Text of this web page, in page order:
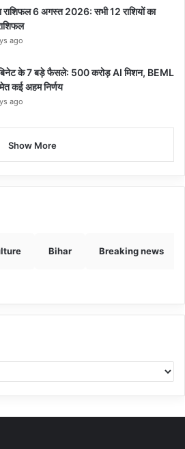
6 अगस्त 2026: सभी 12 राशियों का
ago
के 7 बड़े फैसले: 500 करोड़ AI मिशन, BEML
कई अहम निर्णय
ago
Show More
Bihar Breaking news